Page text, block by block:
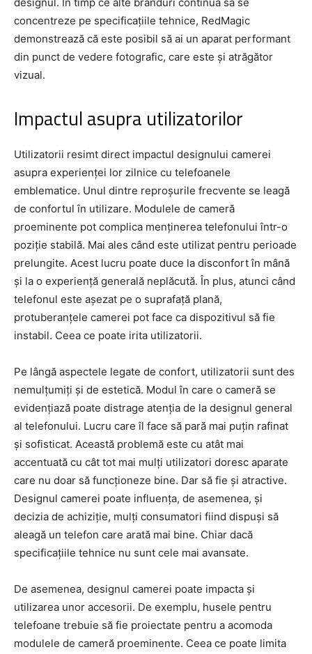
concentreze pe specificațiile tehnice, RedMagic
demonstrează că este posibil să ai un aparat performant
din punct de vedere fotografic, care este și atrăgător
vizual.
Impactul asupra utilizatorilor
Utilizatorii resimt direct impactul designului camerei
asupra experienței lor zilnice cu telefoanele
emblematice. Unul dintre reproșurile frecvente se leagă
de confortul în utilizare. Modulele de cameră
proeminente pot complica menținerea telefonului într-o
poziție stabilă. Mai ales când este utilizat pentru perioade
prelungite. Acest lucru poate duce la disconfort în mână
și la o experiență generală neplăcută. În plus, atunci când
telefonul este așezat pe o suprafață plană,
protuberanțele camerei pot face ca dispozitivul să fie
instabil. Ceea ce poate irita utilizatorii.
Pe lângă aspectele legate de confort, utilizatorii sunt des
nemulțumiți și de estetică. Modul în care o cameră se
evidențiază poate distrage atenția de la designul general
al telefonului. Lucru care îl face să pară mai puțin rafinat
și sofisticat. Această problemă este cu atât mai
accentuată cu cât tot mai mulți utilizatori doresc aparate
care nu doar să funcționeze bine. Dar să fie și atractive.
Designul camerei poate influența, de asemenea, și
decizia de achiziție, mulți consumatori fiind dispuși să
aleagă un telefon care arată mai bine. Chiar dacă
specificațiile tehnice nu sunt cele mai avansate.
De asemenea, designul camerei poate impacta și
utilizarea unor accesorii. De exemplu, husele pentru
telefoane trebuie să fie proiectate pentru a acomoda
modulele de cameră proeminente. Ceea ce poate limita